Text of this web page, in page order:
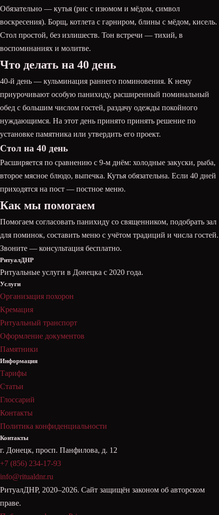
Обязательно — кутья (рис с изюмом и мёдом, символ
воскресения). Борщ, котлета с гарниром, блины с мёдом, кисель.
Стол простой, без излишеств. Тон встречи — тихий, в
воспоминаниях и молитве.
Что делать на 40 день
40-й день — кульминация раннего поминовения. К нему
приурочивают особую панихиду, расширенный поминальный
обед с большим числом гостей, раздачу одежды покойного
нуждающимся. На этот день принято принять решение по
установке памятника или утвердить его проект.
Стол на 40 день
Расширяется по сравнению с 9-м днём: холодные закуски, рыба,
второе мясное блюдо, выпечка. Кутья обязательна. Если 40 дней
приходятся на пост — постное меню.
Как мы помогаем
Помогаем согласовать панихиду со священником, подобрать зал
для поминок, составить меню с учётом традиций и числа гостей.
Звоните — консультация бесплатно.
РитуалДНР
Ритуальные услуги в Донецка с 2020 года.
Услуги
Организация похорон
Кремация
Ритуальный транспорт
Оформление документов
Памятники
Информация
Тарифы
Статьи
Глоссарий
Контакты
Политика конфиденциальности
Контакты
г. Донецк, просп. Панфилова, д. 12
+7 (856) 234-17-93
info@ritualdnr.ru
РитуалДНР, 2020–2026. Сайт защищён законом об авторском
праве.